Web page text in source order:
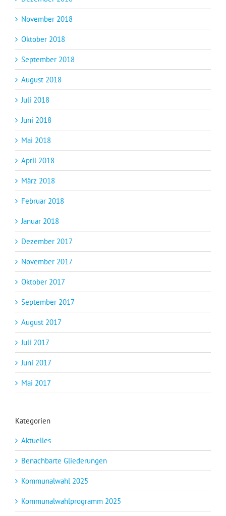
November 2018
Oktober 2018
September 2018
August 2018
Juli 2018
Juni 2018
Mai 2018
April 2018
März 2018
Februar 2018
Januar 2018
Dezember 2017
November 2017
Oktober 2017
September 2017
August 2017
Juli 2017
Juni 2017
Mai 2017
Kategorien
Aktuelles
Benachbarte Gliederungen
Kommunalwahl 2025
Kommunalwahlprogramm 2025